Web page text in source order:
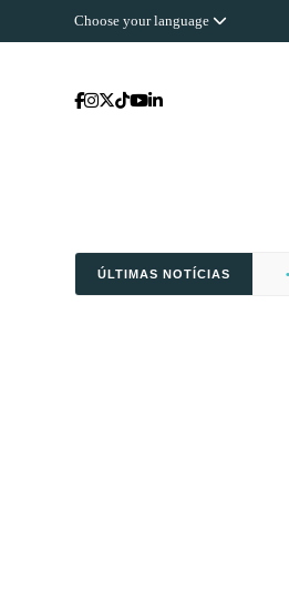
Choose your language
ÚLTIMAS NOTÍCIAS